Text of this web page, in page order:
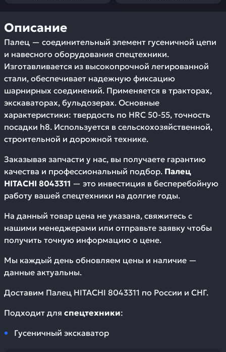
Описание
Палец — соединительный элемент гусеничной цепи
и навесного оборудования спецтехники.
Изготавливается из высокопрочной легированной
стали, обеспечивает надежную фиксацию
шарнирных соединений. Применяется в тракторах,
экскаваторах, бульдозерах. Основные
характеристики: твердость по HRC 50-55, точность
посадки h8. Используется в сельскохозяйственной,
строительной и дорожной технике.
Заказывая запчасти у нас, вы получаете гарантию
качества и профессиональный подбор. Палец
HITACHI 8043311 — это инвестиция в бесперебойную
работу вашей спецтехники на долгие годы.
На данный товар цена не указана, свяжитесь с
нашими менеджерами или отправьте заявку чтобы
получить точную информацию о цене.
Мы каждый день обновляем цены и наличие —
данные актуальны.
Доставим Палец HITACHI 8043311 по России и СНГ.
Подходит для спецтехники:
Гусеничный экскаватор